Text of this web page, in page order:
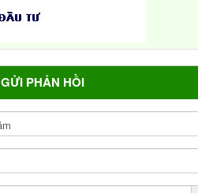
GỬI PHẢN HỒI